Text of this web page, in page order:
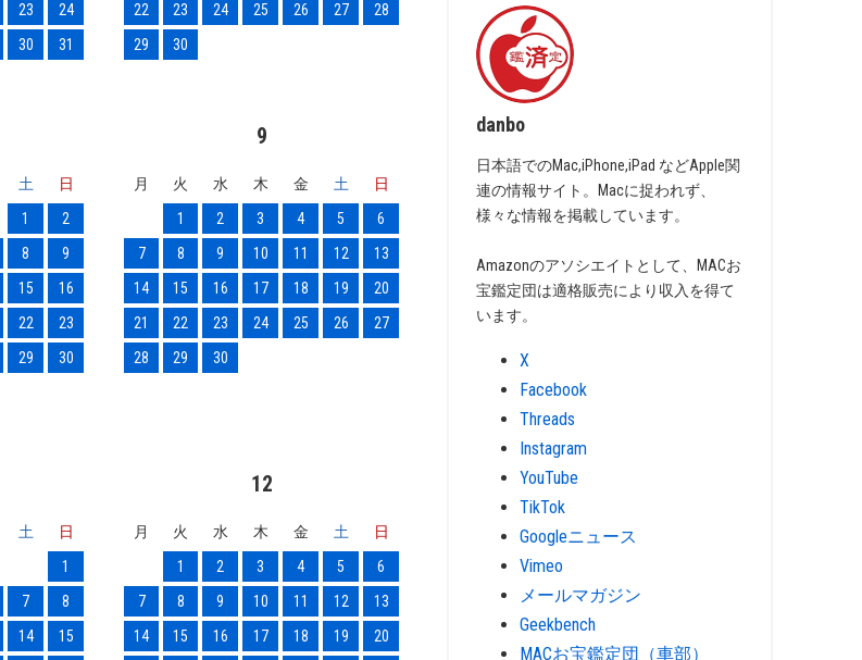
23
24
30 31
22
23 24 25 26 27
28
29
30
土
日
1
2
8
9
15
16
22
23
29
30
9
月 火 水 木 金 土
日
1
2 3 4 5
6
7
8 9 10 11 12
13
14
15 16 17 18 19
20
21
22 23 24 25 26
27
28
29 30
土
日
1
7
8
14 15
12
月 火 水 木 金 土
日
1
2 3 4 5
6
7
8 9 10 11 12
13
14
15 16 17 18 19 20
danbo
日本語でのMac,iPhone,iPad などApple関
連の情報サイト。Macに捉われず、
様々な情報を掲載しています。
Amazonのアソシエイトとして、MACお
宝鑑定団は適格販売により収入を得て
います。
X
Facebook
Threads
Instagram
YouTube
TikTok
Googleニュース
Vimeo
メールマガジン
Geekbench
MACお宝鑑定団（車部）